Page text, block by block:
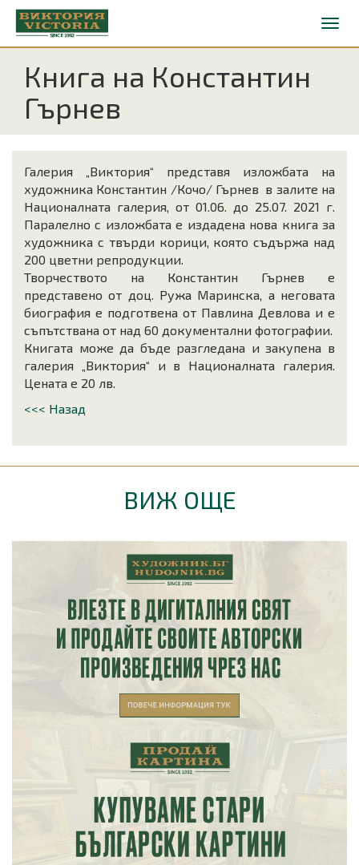
Книга на Константин
Гърнев
Галерия „Виктория“ представя изложбата на
художника Константин /Кочо/ Гърнев в залите на
Националната галерия, от 01.06. до 25.07. 2021 г.
Паралелно с изложбата е издадена нова книга за
художника с твърди корици, която съдържа над
200 цветни репродукции.
Творчеството на Константин Гърнев е
представено от доц. Ружа Маринска, а неговата
биография е подготвена от Павлина Девлова и е
съпътствана от над 60 документални фотографии.
Книгата може да бъде разгледана и закупена в
галерия „Виктория“ и в Националната галерия.
Цената е 20 лв.
<<< Назад
ВИЖ ОЩЕ